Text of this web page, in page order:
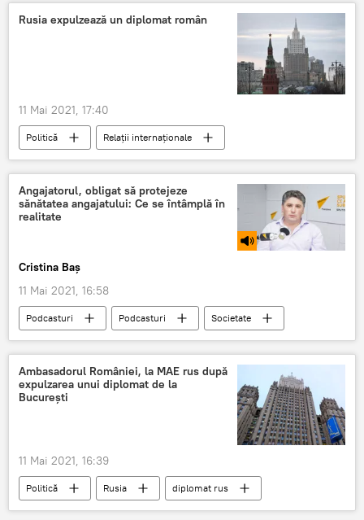
Rusia expulzează un diplomat român
11 Mai 2021, 17:40
Politică
Relații internaționale
diplomat
expulzat
Rusia
România
Angajatorul, obligat să protejeze
sănătatea angajatului: Ce se întâmplă în
realitate
Cristina Baș
11 Mai 2021, 16:58
Podcasturi Podcasturi
Societate
Republica Moldova
angajator
sănătate
Ambasadorul României, la MAE rus după
expulzarea unui diplomat de la
București
11 Mai 2021, 16:39
Politică Rusia
diplomat rus
expulzat
Bucureşti